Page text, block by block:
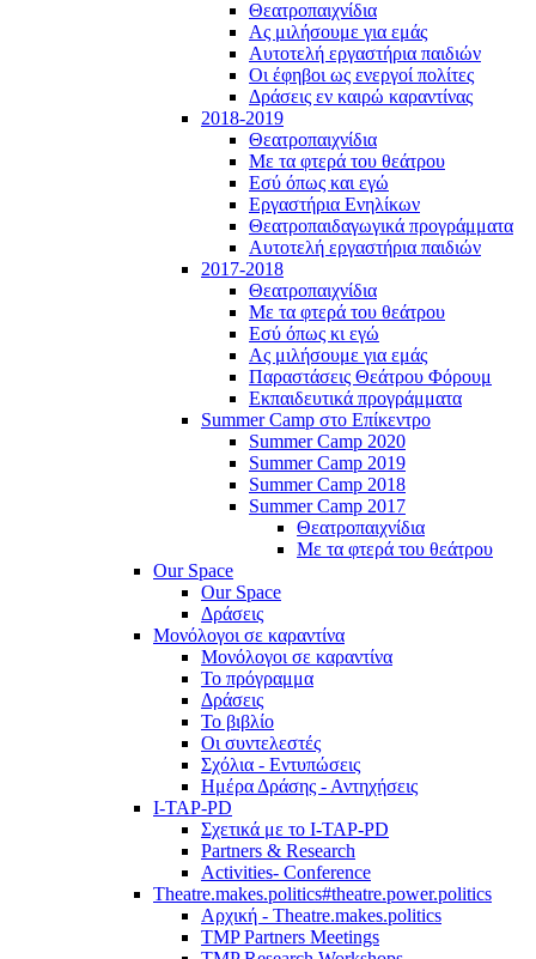
Θεατροπαιχνίδια
Ας μιλήσουμε για εμάς
Αυτοτελή εργαστήρια παιδιών
Οι έφηβοι ως ενεργοί πολίτες
Δράσεις εν καιρώ καραντίνας
2018-2019
Θεατροπαιχνίδια
Με τα φτερά του θεάτρου
Εσύ όπως και εγώ
Εργαστήρια Ενηλίκων
Θεατροπαιδαγωγικά προγράμματα
Αυτοτελή εργαστήρια παιδιών
2017-2018
Θεατροπαιχνίδια
Με τα φτερά του θεάτρου
Εσύ όπως κι εγώ
Ας μιλήσουμε για εμάς
Παραστάσεις Θεάτρου Φόρουμ
Εκπαιδευτικά προγράμματα
Summer Camp στο Επίκεντρο
Summer Camp 2020
Summer Camp 2019
Summer Camp 2018
Summer Camp 2017
Θεατροπαιχνίδια
Με τα φτερά του θεάτρου
Our Space
Our Space
Δράσεις
Μονόλογοι σε καραντίνα
Μονόλογοι σε καραντίνα
Το πρόγραμμα
Δράσεις
Το βιβλίο
Οι συντελεστές
Σχόλια - Εντυπώσεις
Ημέρα Δράσης - Αντηχήσεις
I-TAP-PD
Σχετικά με το I-TAP-PD
Partners & Research
Activities- Conference
Theatre.makes.politics#theatre.power.politics
Αρχική - Theatre.makes.politics
TMP Partners Meetings